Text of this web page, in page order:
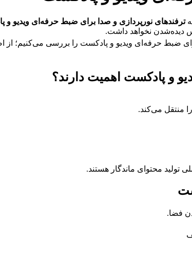
ترفندهای نورپردازی و صدا برای ضبط حرفه‌ای ویدیو و
دیده‌شدن نخواهد داشت.
ضبط حرفه‌ای ویدیو و پادکست را بررسی می‌کنیم؛ از
و پادکست اهمیت دارند؟
منتقل می‌کند.
تولید محتوای ماندگار هستند.
فضا.